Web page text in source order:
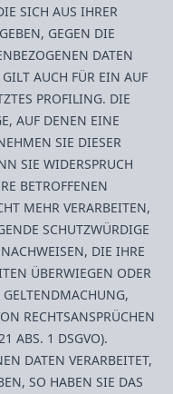
SICH AUS IHRER
GEGEN DIE
DATEN
AUCH FÜR EIN AUF
PROFILING. DIE
AUF DENEN EINE
SIE DIESER
SIE WIDERSPRUCH
BETROFFENEN
MEHR VERARBEITEN,
SCHUTZWÜRDIGE
DIE IHRE
ÜBERWIEGEN ODER
RECHTSANSPRÜCHEN
ABS. 1 DSGVO).
DATEN VERARBEITET,
SO HABEN SIE DAS